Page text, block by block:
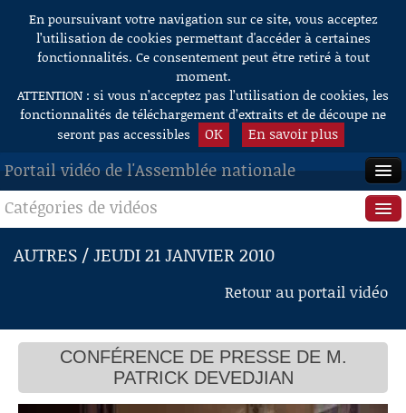
Aller au contenu
En poursuivant votre navigation sur ce site, vous acceptez
l’utilisation de cookies permettant d'accéder à certaines
fonctionnalités. Ce consentement peut être retiré à tout
moment.
ATTENTION : si vous n’acceptez pas l’utilisation de cookies, les
fonctionnalités de téléchargement d’extraits et de découpe ne
seront pas accessibles
OK En savoir plus
Portail vidéo de l'Assemblée nationale
ACCUEIL
EN DIRECT
RECHERCHE
AIDE À LA DÉCOUPE
DE VIDÉOS
Catégories de vidéos
Séance publique
Questions au Gouvernement
Commissions
Présidence
Évènements
AUTRES / JEUDI 21 JANVIER 2010
Retour au portail vidéo
CONFÉRENCE DE PRESSE DE M.
PATRICK DEVEDJIAN